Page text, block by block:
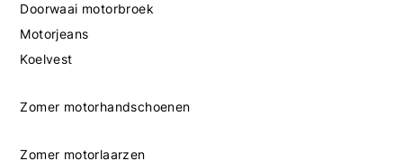
Doorwaai motorbroek
Motorjeans
Koelvest
Zomer motorhandschoenen
Zomer motorlaarzen